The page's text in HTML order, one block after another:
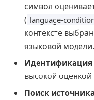
символ
( language-
контексте
языковой модели.
Идентификация
высокой оценкой
Поиск